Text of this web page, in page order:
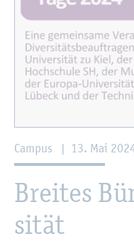
Cam­pus | 13. Mai
Brei­tes
si­tät